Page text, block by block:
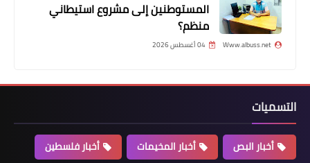
منوعات
المستوطنين إلى مشروع استيطاني
منظم؟
Www.albuss.net 04 أغسطس 2026
التسميات
أخبار البص أخبار المخيمات
أخبار فلسطين